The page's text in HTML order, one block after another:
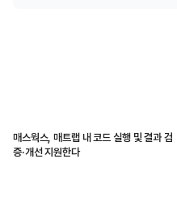
매스웍스, 매트랩 내 코드 실행 및 결과 검
증·개선 지원한다